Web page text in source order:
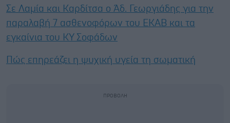
Σε Λαμία και Καρδίτσα ο Άδ. Γεωργιάδης για την
παραλαβή 7 ασθενοφόρων του ΕΚΑΒ και τα
εγκαίνια του ΚΥ Σοφάδων
Πώς επηρεάζει η ψυχική υγεία τη σωματική